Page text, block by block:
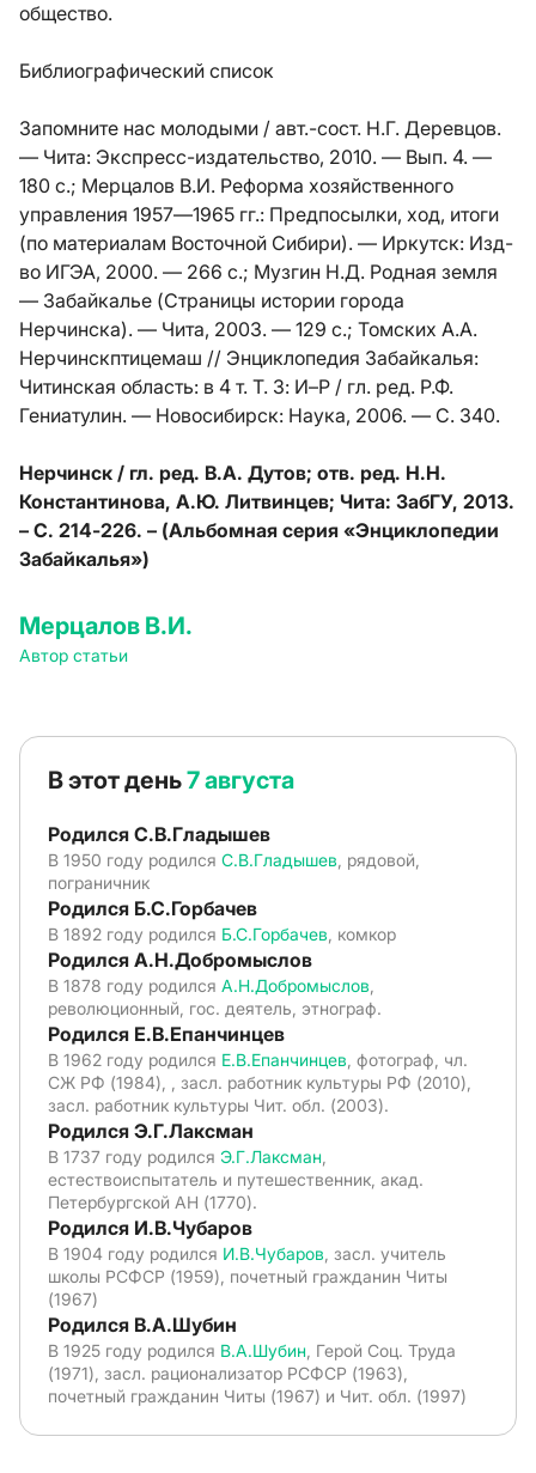
общество.
Библиографический список
Запомните нас молодыми / авт.-сост. Н.Г. Деревцов.
— Чита: Экспресс-издательство, 2010. — Вып. 4. —
180 с.; Мерцалов В.И. Реформа хозяйственного
управления 1957—1965 гг.: Предпосылки, ход, итоги
(по материалам Восточной Сибири). — Иркутск: Изд-
во ИГЭА, 2000. — 266 с.; Музгин Н.Д. Родная земля
— Забайкалье (Страницы истории города
Нерчинска). — Чита, 2003. — 129 с.; Томских А.А.
Нерчинскптицемаш // Энциклопедия Забайкалья:
Читинская область: в 4 т. Т. 3: И–Р / гл. ред. Р.Ф.
Гениатулин. — Новосибирск: Наука, 2006. — С. 340.
Нерчинск / гл. ред. В.А. Дутов; отв. ред. Н.Н.
Константинова, А.Ю. Литвинцев; Чита: ЗабГУ, 2013.
– С. 214-226. – (Альбомная серия «Энциклопедии
Забайкалья»)
Мерцалов В.И.
Автор статьи
В этот день7 августа
Родился С.В.Гладышев
В 1950 году родился С.В.Гладышев , рядовой,
пограничник
Родился Б.С.Горбачев
В 1892 году родился Б.С.Горбачев , комкор
Родился А.Н.Добромыслов
В 1878 году родился А.Н.Добромыслов
революционный, гос. деятель, этнограф.
Родился Е.В.Епанчинцев
В 1962 году родился Е.В.Епанчинцев , фотограф, чл.
СЖ РФ (1984), , засл. работник культуры РФ (2010),
засл. работник культуры Чит. обл. (2003).
Родился Э.Г.Лаксман
В 1737 году родился Э.Г.Лаксман
естествоиспытатель и путешественник, акад.
Петербургской АН (1770).
Родился И.В.Чубаров
В 1904 году родился И.В.Чубаров , засл. учитель
школы РСФСР (1959), почетный гражданин Читы
(1967)
Родился В.А.Шубин
В 1925 году родился В.А.Шубин , Герой Соц. Труда
(1971), засл. рационализатор РСФСР (1963),
почетный гражданин Читы (1967) и Чит. обл. (1997)